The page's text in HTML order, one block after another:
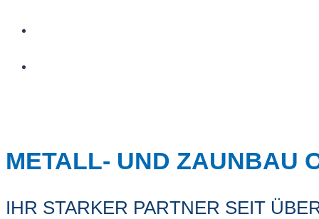
METALL- UND ZAUNBAU
IHR STARKER PARTNER SEIT